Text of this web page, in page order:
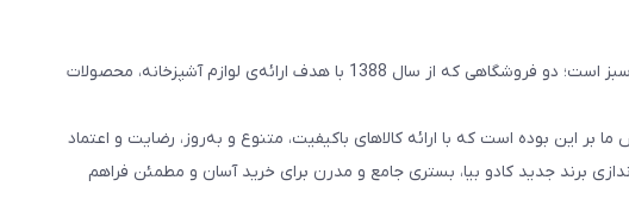
کادو بیا حاصل ادغام دو مجموعه‌ی باسابقه و خوش‌ نام آنتیک و خانه سبز است؛ دو فروشگاهی که از سال 1388 با هدف ارائه‌ی لوازم آشپزخانه، محصولات
این بوده است که با ارائه کالاهای باکیفیت، متنوع و به‌روز، رضایت و اعتماد
برند جدید کادو بیا، بستری جامع و مدرن برای خرید آسان و مطمئن فراهم